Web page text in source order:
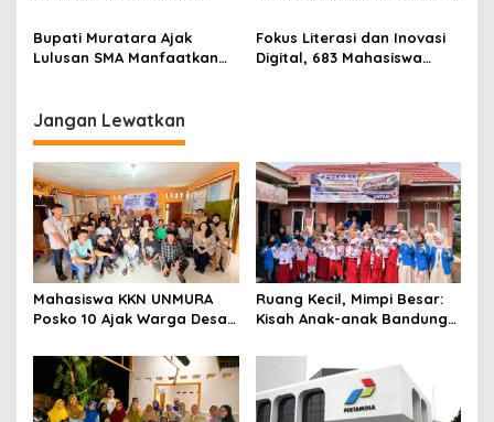
Sorotan Publik
dan Dekat dengan Warga
Bupati Muratara Ajak
Lulusan SMA Manfaatkan
Gemilang
Fokus Literasi dan Inovasi
Digital, 683 Mahasiswa
Jangan Lewatkan
Mahasiswa KKN UNMURA
Posko 10 Ajak Warga Desa
Digital
Ruang Kecil, Mimpi Besar:
Kisah Anak-anak Bandung
Lewat Literasi